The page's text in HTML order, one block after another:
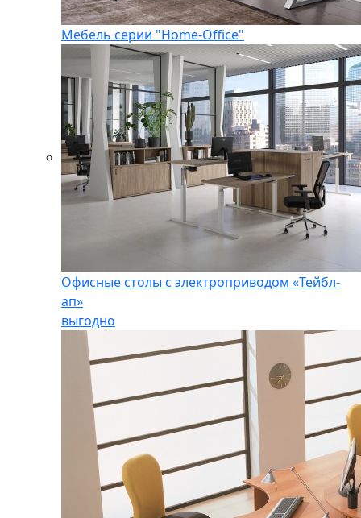
Мебель серии "Home-Office"
Офисные столы с электроприводом «Тейбл-
ап»
выгодно